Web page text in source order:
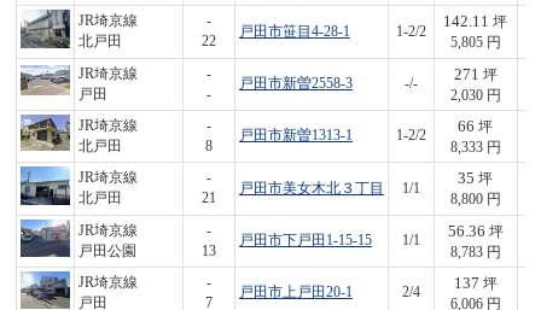
JR埼京線
北戸田
-
22
戸田市笹目4-28-1 1-2/2
142.11 坪
5,805 円
JR埼京線
戸田
-
-
戸田市新曽2558-3 -/-
271 坪
2,030 円
JR埼京線
北戸田
-
8
戸田市新曽1313-1 1-2/2
66 坪
8,333 円
JR埼京線
北戸田
-
21
戸田市美女木北３丁目 1/1
35 坪
8,800 円
JR埼京線
戸田公園
-
13
戸田市下戸田1-15-15 1/1
56.36 坪
8,783 円
JR埼京線
戸田
-
7
戸田市上戸田20-1 2/4
137 坪
6,006 円